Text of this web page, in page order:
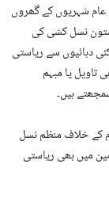
عام شہریوں کے گھروں
نسل کشی کی
دہائیوں سے ریاستی
تاویل یا مبہم
ہیں۔
کے خلاف منظم نسل
میں بھی ریاستی